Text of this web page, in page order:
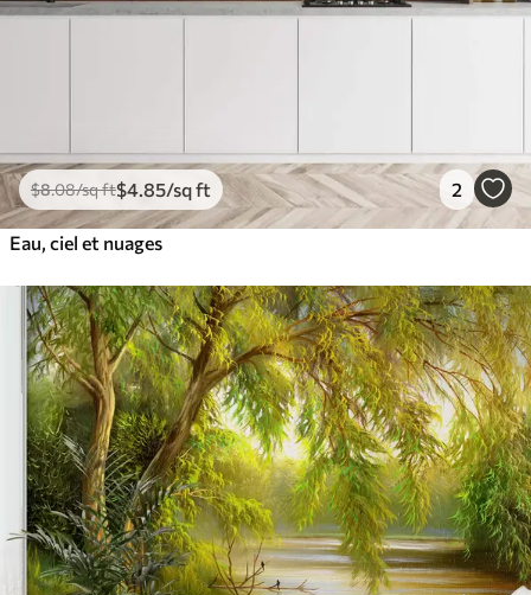
$8.08/sq ft$4 .85/sq ft 2
Eau, ciel et nuages